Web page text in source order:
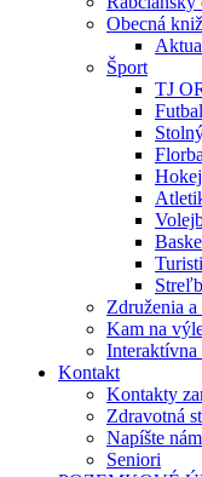
Obecná
Šport
TJ
Futbal
Hokej
Združenia
Kam na
Interaktívna
Kontakt
Kontakty
Zdravotná
Napíšte nám
Seniori